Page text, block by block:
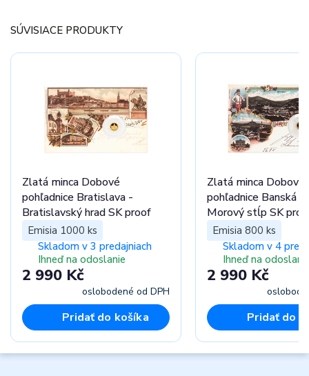
SÚVISIACE PRODUKTY
Zlatá minca Dobové
pohľadnice Bratislava -
Bratislavský hrad SK proof
Emisia 1000 ks
Skladom v 3 predajniach
Ihneď na odoslanie
2 990 Kč
oslobodené od DPH
Pridať do košíka
Zlatá minca Dobové
pohľadnice Banská
Morový stĺp SK
Emisia 800 ks
Skladom v 4
Ihneď na
2 990 Kč
Pridať do